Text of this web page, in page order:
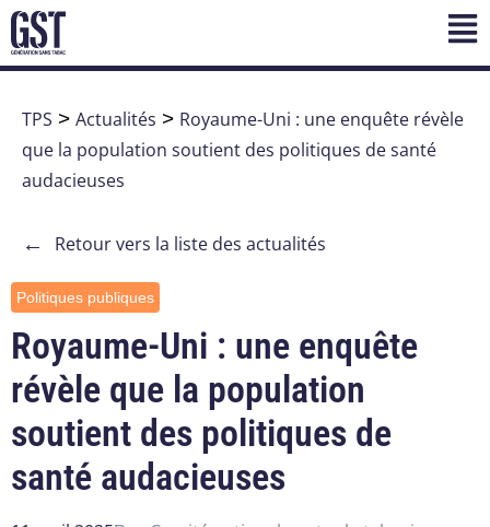
TPS > Actualités > Royaume-Uni : une enquête révèle
que la population soutient des politiques de santé
audacieuses
← Retour vers la liste des actualités
Politiques publiques
Royaume-Uni : une enquête
révèle que la population
soutient des politiques de
santé audacieuses